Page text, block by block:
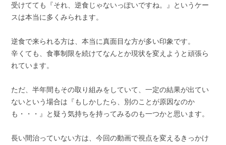
受けてても『それ、逆食じゃないっぽいですね。』というケー
スは本当に多くみられます。
逆食で来られる方は、本当に真面目な方が多い印象です。
辛くても、食事制限を続けてなんとか現状を変えようと頑張ら
れています。
ただ、半年間もその取り組みをしていて、一定の結果が出てい
ないという場合は『もしかしたら、別のことが原因なのか
も・・・』と疑う気持ちを持ってみるのも一つかと思います。
長い間治っていない方は、今回の動画で視点を変えるきっかけ